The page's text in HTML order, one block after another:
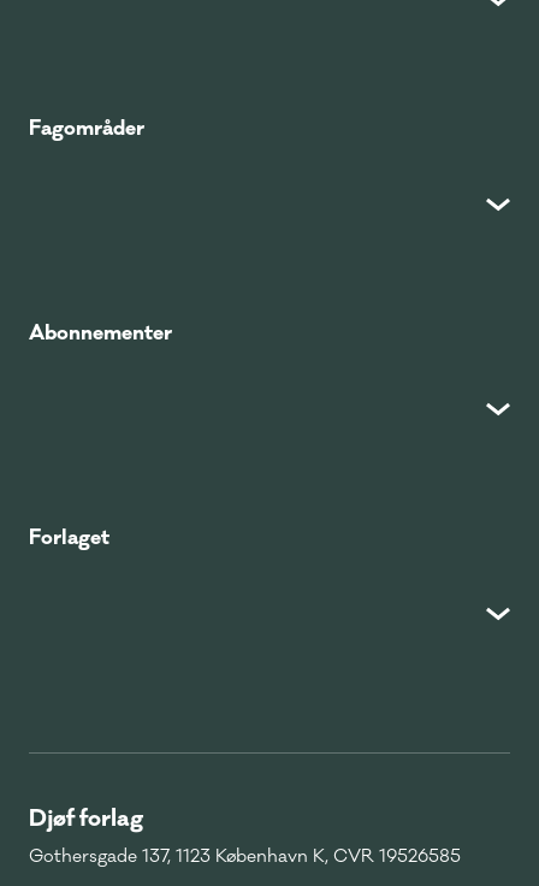
Fagområder
Abonnementer
Forlaget
Djøf forlag
Gothersgade 137, 1123 København K, CVR 19526585